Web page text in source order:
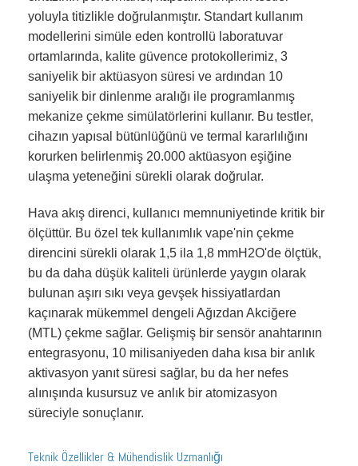
yoluyla titizlikle doğrulanmıştır. Standart kullanım
modellerini simüle eden kontrollü laboratuvar
ortamlarında, kalite güvence protokollerimiz, 3
saniyelik bir aktüasyon süresi ve ardından 10
saniyelik bir dinlenme aralığı ile programlanmış
mekanize çekme simülatörlerini kullanır. Bu testler,
cihazın yapısal bütünlüğünü ve termal kararlılığını
korurken belirlenmiş 20.000 aktüasyon eşiğine
ulaşma yeteneğini sürekli olarak doğrular.
Hava akış direnci, kullanıcı memnuniyetinde kritik bir
ölçüttür. Bu özel tek kullanımlık vape'nin çekme
direncini sürekli olarak 1,5 ila 1,8 mmH2O'de ölçtük,
bu da daha düşük kaliteli ürünlerde yaygın olarak
bulunan aşırı sıkı veya gevşek hissiyatlardan
kaçınarak mükemmel dengeli Ağızdan Akciğere
(MTL) çekme sağlar. Gelişmiş bir sensör anahtarının
entegrasyonu, 10 milisaniyeden daha kısa bir anlık
aktivasyon yanıt süresi sağlar, bu da her nefes
alınışında kusursuz ve anlık bir atomizasyon
süreciyle sonuçlanır.
Teknik Özellikler & Mühendislik Uzmanlığı